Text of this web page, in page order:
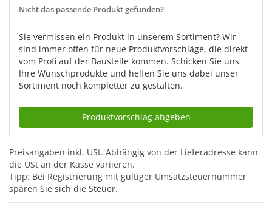
Nicht das passende Produkt gefunden?
Sie vermissen ein Produkt in unserem Sortiment? Wir
sind immer offen für neue Produktvorschläge, die direkt
vom Profi auf der Baustelle kommen. Schicken Sie uns
Ihre Wunschprodukte und helfen Sie uns dabei unser
Sortiment noch kompletter zu gestalten.
Produktvorschlag abgeben
Preisangaben inkl. USt. Abhängig von der Lieferadresse kann
die USt an der Kasse variieren.
Tipp: Bei Registrierung mit gültiger Umsatzsteuernummer
sparen Sie sich die Steuer.